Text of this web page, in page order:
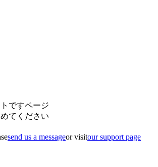
ですページ
てください
send us a messageor visitour support page